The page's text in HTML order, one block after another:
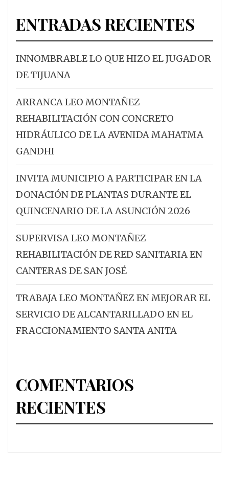
ENTRADAS RECIENTES
INNOMBRABLE LO QUE HIZO EL JUGADOR
DE TIJUANA
ARRANCA LEO MONTAÑEZ
REHABILITACIÓN CON CONCRETO
HIDRÁULICO DE LA AVENIDA MAHATMA
GANDHI
INVITA MUNICIPIO A PARTICIPAR EN LA
DONACIÓN DE PLANTAS DURANTE EL
QUINCENARIO DE LA ASUNCIÓN 2026
SUPERVISA LEO MONTAÑEZ
REHABILITACIÓN DE RED SANITARIA EN
CANTERAS DE SAN JOSÉ
TRABAJA LEO MONTAÑEZ EN MEJORAR EL
SERVICIO DE ALCANTARILLADO EN EL
FRACCIONAMIENTO SANTA ANITA
COMENTARIOS
RECIENTES